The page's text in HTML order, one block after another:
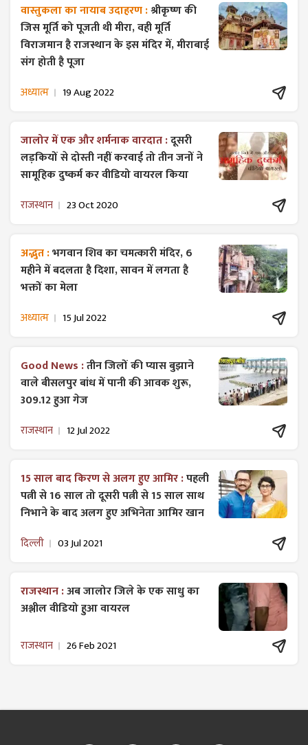
वास्तुकला का नायाब उदाहरण :श्रीकृष्ण की
जिस मूर्ति को पूजती थी मीरा, वही मूर्ति
विराजमान है राजस्थान के इस मंदिर में, मीराबाई
संग होती है पूजा
अध्यात्म 19 Aug 2022
जालोर में एक और शर्मनाक वारदात :दूसरी
लड़कियों से दोस्ती नहीं करवाई तो तीन जनों ने
सामूहिक दुष्कर्म कर वीडियो वायरल किया
राजस्थान 23 Oct 2020
अद्भुत :भगवान शिव का चमत्कारी मंदिर, 6
महीने में बदलता है दिशा, सावन में लगता है
भक्तों का मेला
अध्यात्म 15 Jul 2022
Good News :तीन जिलों की प्यास बुझाने
वाले बीसलपुर बांध में पानी की आवक शुरू,
309.12 हुआ गेज
राजस्थान 12 Jul 2022
15 साल बाद किरण से अलग हुए आमिर :पहली
पत्नी से 16 साल तो दूसरी पत्नी से 15 साल साथ
निभाने के बाद अलग हुए अभिनेता आमिर खान
दिल्ली 03 Jul 2021
राजस्थान :अब जालोर जिले के एक साधु का
अश्लील वीडियो हुआ वायरल
राजस्थान 26 Feb 2021